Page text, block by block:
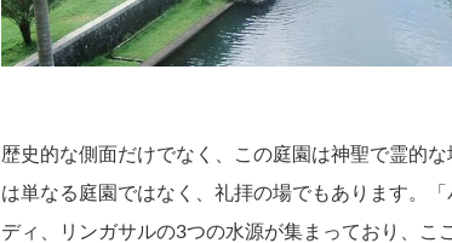
歴史的な側面だけでなく、この庭園は神聖で霊的
は単なる庭園ではなく、礼拝の場でもあります。
ディ、リンガサルの3つの水源が集まっており、こ